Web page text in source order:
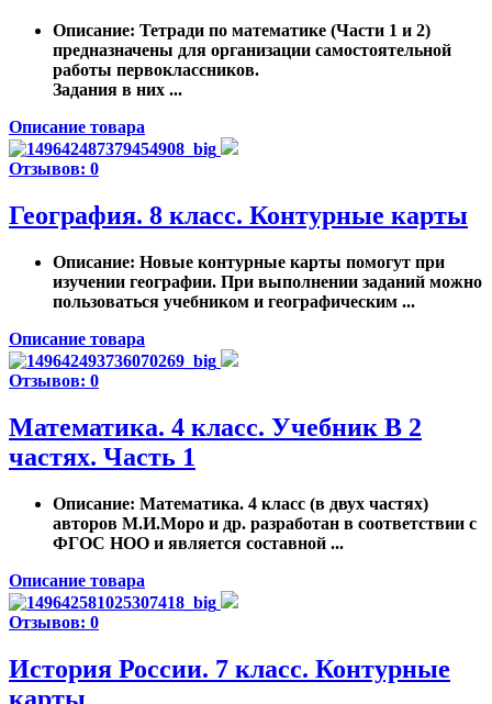
Описание: Тетради по математике (Части 1 и 2)
предназначены для организации самостоятельной
работы первоклассников.
Задания в них ...
Описание товара
Отзывов: 0
География. 8 класс. Контурные карты
Описание: Новые контурные карты помогут при
изучении географии. При выполнении заданий можно
пользоваться учебником и географическим ...
Описание товара
Отзывов: 0
Математика. 4 класс. Учебник В 2
частях. Часть 1
Описание: Математика. 4 класс (в двух частях)
авторов М.И.Моро и др. разработан в соответствии с
ФГОС НОО и является составной ...
Описание товара
Отзывов: 0
История России. 7 класс. Контурные
карты